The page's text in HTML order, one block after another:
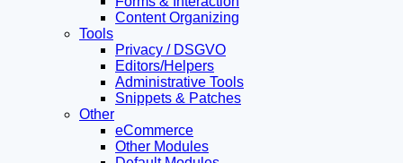
Content Organizing
Tools
Privacy / DSGVO
Editors/Helpers
Administrative Tools
Snippets & Patches
Other
eCommerce
Other Modules